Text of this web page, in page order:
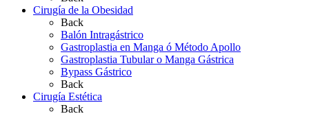
Cirugía de la Obesidad
Back
Balón Intragástrico
Gastroplastia en Manga ó Método Apollo
Gastroplastia Tubular o Manga Gástrica
Bypass Gástrico
Back
Cirugía Estética
Back